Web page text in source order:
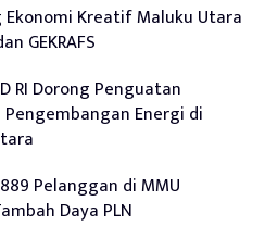
Ekonomi Kreatif Maluku Utara
GEKRAFS
RI Dorong Penguatan
Energi di
Pelanggan di MMU
Daya PLN